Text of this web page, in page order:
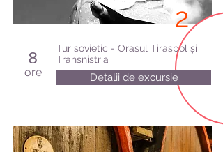
2
8
ore
Tur sovietic - Orașul Tiraspol și
Transnistria
Detalii de excursie